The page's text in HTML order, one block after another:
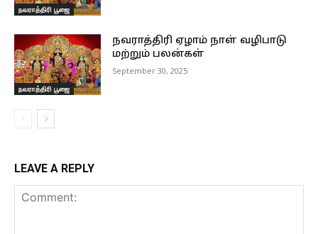
நவராத்திரி பூஜை
நவராத்திரி பூஜை
நவராத்திரி ஏழாம் நாள் வழிபாடு
மற்றும் பலன்கள்
September 30, 2025
LEAVE A REPLY